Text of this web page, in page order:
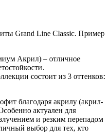
Акрил) – отличное
состоит из 3 оттенков:
благодаря акрилу (акрил-
актуален для
и резким перепадом
выбор для тех, кто